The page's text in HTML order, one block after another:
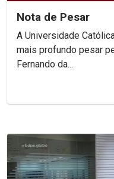
Nota de Pesar
A Universidade
mais profundo pesar
Fernando da...